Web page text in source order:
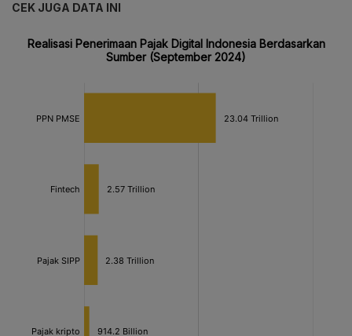
CEK JUGA DATA INI